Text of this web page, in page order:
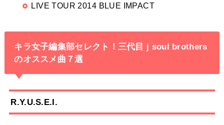
LIVE TOUR 2014 BLUE IMPACT
キラ女子編集部セレクト！三代目 j soul brothers
のオススメ曲７選
R.Y.U.S.E.I.